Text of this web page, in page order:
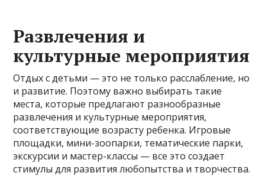
Развлечения и
культурные мероприятия
Отдых с детьми — это не только расслабление, но
и развитие. Поэтому важно выбирать такие
места, которые предлагают разнообразные
развлечения и культурные мероприятия,
соответствующие возрасту ребенка. Игровые
площадки, мини-зоопарки, тематические парки,
экскурсии и мастер-классы — все это создает
стимулы для развития любопытства и творчества.